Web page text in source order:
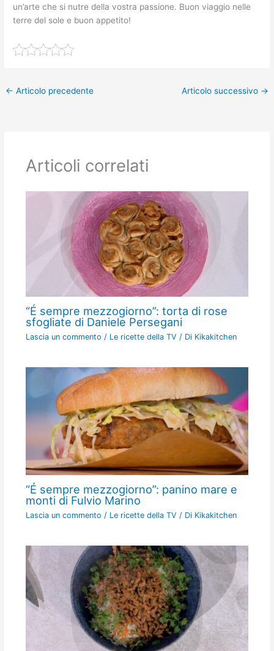
un’arte che si nutre della vostra passione. Buon viaggio nelle
terre del sole e buon appetito!
← Articolo precedente Articolo successivo →
Articoli correlati
“É sempre mezzogiorno”: torta di rose
sfogliate di Daniele Persegani
Lascia un commento / Le ricette della TV / Di Kikakitchen
“É sempre mezzogiorno”: panino mare e
monti di Fulvio Marino
Lascia un commento / Le ricette della TV / Di Kikakitchen